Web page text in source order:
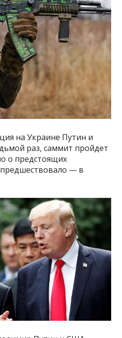
на Украине Путин и
раз, саммит пройдет
о предстоящих
— в